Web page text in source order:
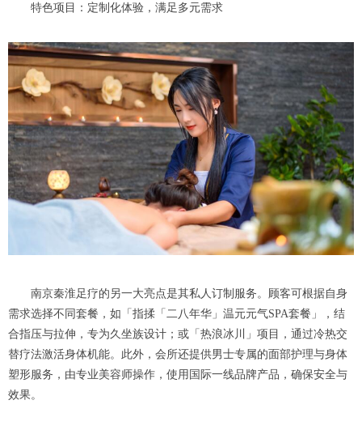
特色项目：定制化体验，满足多元需求
南京秦淮足疗的另一大亮点是其私人订制服务。顾客可根据自身
需求选择不同套餐，如「指揉「二八年华」温元元气SPA套餐」，结
合指压与拉伸，专为久坐族设计；或「热浪冰川」项目，通过冷热交
替疗法激活身体机能。此外，会所还提供男士专属的面部护理与身体
塑形服务，由专业美容师操作，使用国际一线品牌产品，确保安全与
效果。